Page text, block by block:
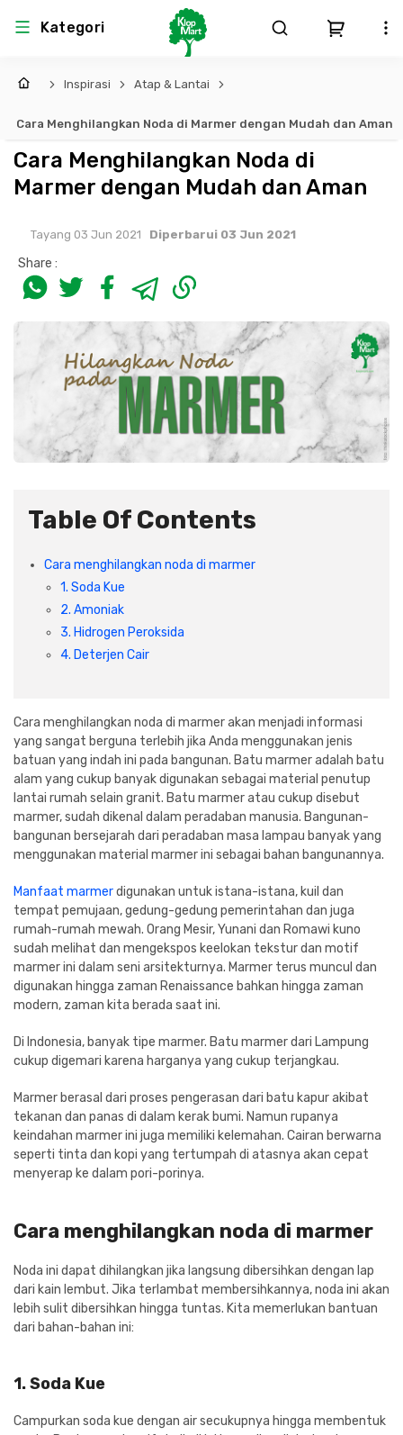
Kategori
Arsitektur
Lem
Dinding
Pintu, Jendela & Perlengkapan
Cat dan Pelapis Dinding
Lantai
Plafon & Partisi
Aksesoris Dapur
Peralatan & Perkakas
Konstruksi
Atap & Lantai
Cat dan Kimia
Saniter
Struktural
Produk K3
Perlengkapan
Bekisting
Besi Beton & Wiremesh
Beton
Material Alam
Produk Pracetak
Besi Profil & Baja
MEP
Sistem Elektro
Sistem Penanggulangan Kebakaran
Sistem Pemipaan
Peralatan Elektronik
Peralatan Utama
Sistem Elektrikal
Lampu & Listrik
Interior
Landscape
Inspirasi Atap & Lantai
Cara Menghilangkan Noda di Marmer dengan Mudah dan Aman
Cara Menghilangkan Noda di
Marmer dengan Mudah dan Aman
Tayang 03 Jun 2021 Diperbarui 03 Jun 2021
Share :
Table Of Contents
Cara menghilangkan noda di marmer
1. Soda Kue
2. Amoniak
3. Hidrogen Peroksida
4. Deterjen Cair
Cara menghilangkan noda di marmer akan menjadi informasi
yang sangat berguna terlebih jika Anda menggunakan jenis
batuan yang indah ini pada bangunan. Batu marmer adalah batu
alam yang cukup banyak digunakan sebagai material penutup
lantai rumah selain granit. Batu marmer atau cukup disebut
marmer, sudah dikenal dalam peradaban manusia. Bangunan-
bangunan bersejarah dari peradaban masa lampau banyak yang
menggunakan material marmer ini sebagai bahan bangunannya.
Manfaat marmerdigunakan untuk istana-istana, kuil dan
tempat pemujaan, gedung-gedung pemerintahan dan juga
rumah-rumah mewah. Orang Mesir, Yunani dan Romawi kuno
sudah melihat dan mengekspos keelokan tekstur dan motif
marmer ini dalam seni arsitekturnya. Marmer terus muncul dan
digunakan hingga zaman Renaissance bahkan hingga zaman
modern, zaman kita berada saat ini.
Di Indonesia, banyak tipe marmer. Batu marmer dari Lampung
cukup digemari karena harganya yang cukup terjangkau.
Marmer berasal dari proses pengerasan dari batu kapur akibat
tekanan dan panas di dalam kerak bumi. Namun rupanya
keindahan marmer ini juga memiliki kelemahan. Cairan berwarna
seperti tinta dan kopi yang tertumpah di atasnya akan cepat
menyerap ke dalam pori-porinya.
Cara menghilangkan noda di marmer
Noda ini dapat dihilangkan jika langsung dibersihkan dengan lap
dari kain lembut. Jika terlambat membersihkannya, noda ini akan
lebih sulit dibersihkan hingga tuntas. Kita memerlukan bantuan
dari bahan-bahan ini:
1. Soda Kue
Campurkan soda kue dengan air secukupnya hingga membentuk